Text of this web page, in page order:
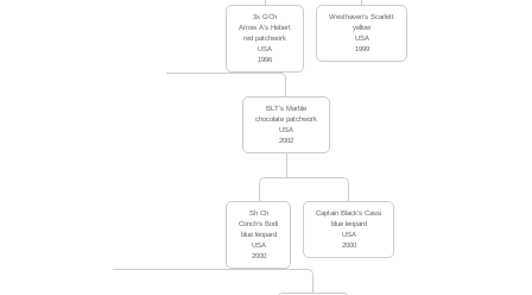
3x GCh
Arrow A’s Hebert
red patchwork
USA
1996
Westhaven’s Scarlett
yellow
USA
1999
BLT’s Marble
chocolate patchwork
USA
2002
Sh Ch
Conch’s Bodi
blue leopard
USA
2000
Captain Black’s Cassi
blue leopard
USA
2000